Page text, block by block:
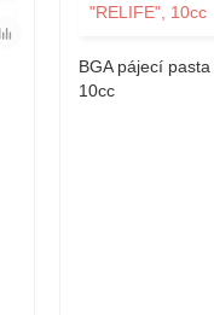
BGA pájecí
10cc